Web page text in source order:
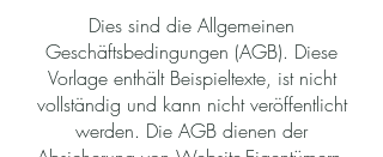
Dies sind die Allgemeinen
Geschäftsbedingungen (AGB). Diese
Vorlage enthält Beispieltexte, ist nicht
vollständig und kann nicht veröffentlicht
werden. Die AGB dienen der